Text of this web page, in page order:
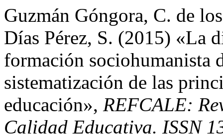
Guzmán Góngora, C. de
Días Pérez, S. (2015) «La
formación sociohumanista
sistematización de las
educación», REFCALE:
Calidad Educativa. ISSN